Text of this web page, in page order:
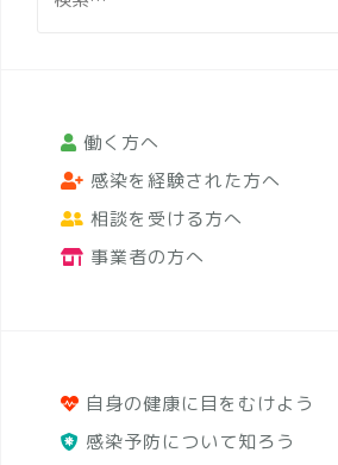
索:
働く方へ
感染を経験された方へ
相談を受ける方へ
事業者の方へ
自身の健康に目をむけよう
感染予防について知ろう